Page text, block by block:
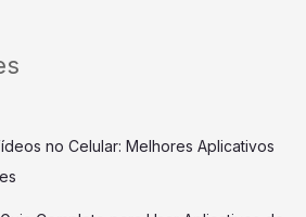
no Celular: Melhores Aplicativos